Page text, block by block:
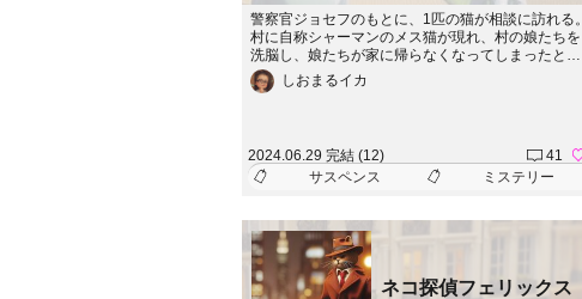
警察官ジョセフのもとに、1匹の猫が相談に訪れる。
村に自称シャーマンのメス猫が現れ、村の娘たちを
洗脳し、娘たちが家に帰らなくなってしまったとい
う。ジョセフはこの案件を渋っていたが、その村に
混浴の温泉があることを聞き、興味を持つ。そこ
村の秘密と、謎に包まれたシャーマンの正体を暴く
ミステリーチャットノベル。
しおまるイカ
2024.06.29 完結 (12) 41
サスペンス
ミステリー
ネコ探偵フェリックス